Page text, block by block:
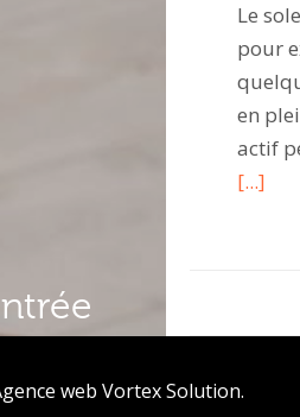
Le
pour
en
actif
[...]
web Vortex Solution.